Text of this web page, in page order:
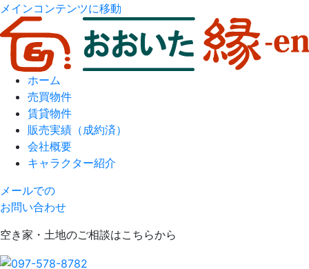
メインコンテンツに移動
ホーム
売買物件
賃貸物件
販売実績（成約済）
会社概要
キャラクター紹介
メールでの
お問い合わせ
空き家・土地のご相談はこちらから